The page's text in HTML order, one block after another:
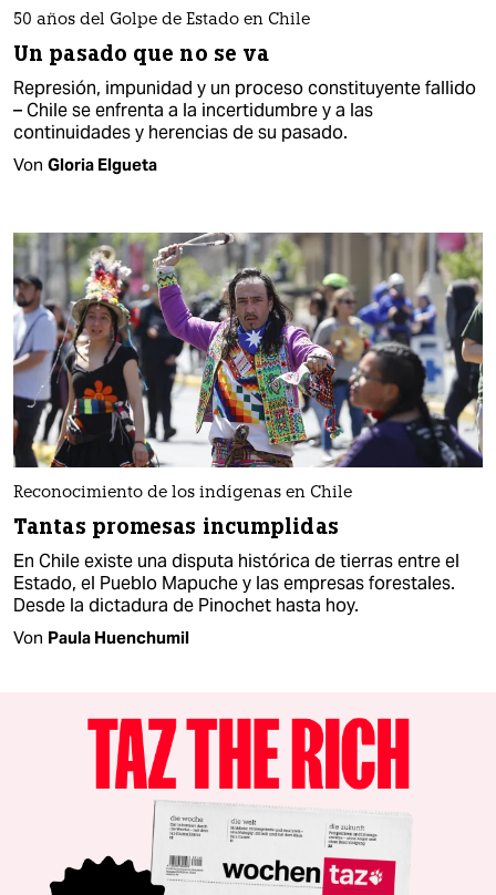
50 años del Golpe de Estado en Chile
Un pasado que no se va
Represión, impunidad y un proceso constituyente fallido
– Chile se enfrenta a la incertidumbre y a las
continuidades y herencias de su pasado.
Von Gloria Elgueta
Reconocimiento de los indígenas en Chile
Tantas promesas incumplidas
En Chile existe una disputa histórica de tierras entre el
Estado, el Pueblo Mapuche y las empresas forestales.
Desde la dictadura de Pinochet hasta hoy.
Von Paula Huenchumil